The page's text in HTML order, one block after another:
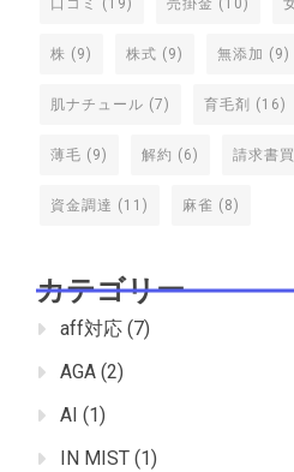
口コミ (19) 売掛金 (10)
株 (9) 株式 (9) 無添加 (9)
肌ナチュール (7) 育毛剤 (16)
薄毛 (9) 解約 (6) 請求書
資金調達 (11) 麻雀 (8)
カテゴリー
aff対応 (7)
AGA (2)
AI (1)
IN MIST (1)